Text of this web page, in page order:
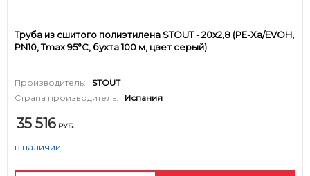
Труба из сшитого полиэтилена STOUT - 20x2,8 (PE-Xa/EVOH,
PN10, Tmax 95°C, бухта 100 м, цвет серый)
Производитель:
STOUT
Страна производитель:
Испания
35 516 РУБ.
в наличии